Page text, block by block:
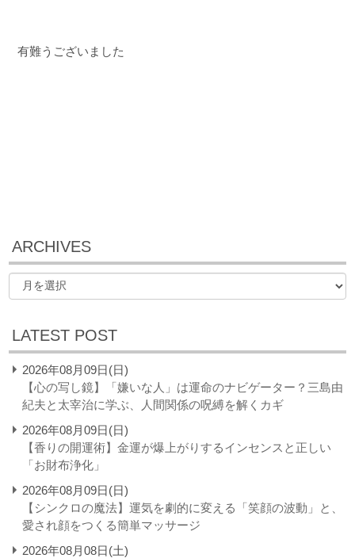
有難うございました
ARCHIVES
LATEST POST
2026年08月09日(日)
【心の写し鏡】「嫌いな人」は運命のナビゲーター？三島由
紀夫と太宰治に学ぶ、人間関係の呪縛を解くカギ
2026年08月09日(日)
【香りの開運術】金運が爆上がりするインセンスと正しい
「お財布浄化」
2026年08月09日(日)
【シンクロの魔法】運気を劇的に変える「笑顔の波動」と、
愛され顔をつくる簡単マッサージ
2026年08月08日(土)